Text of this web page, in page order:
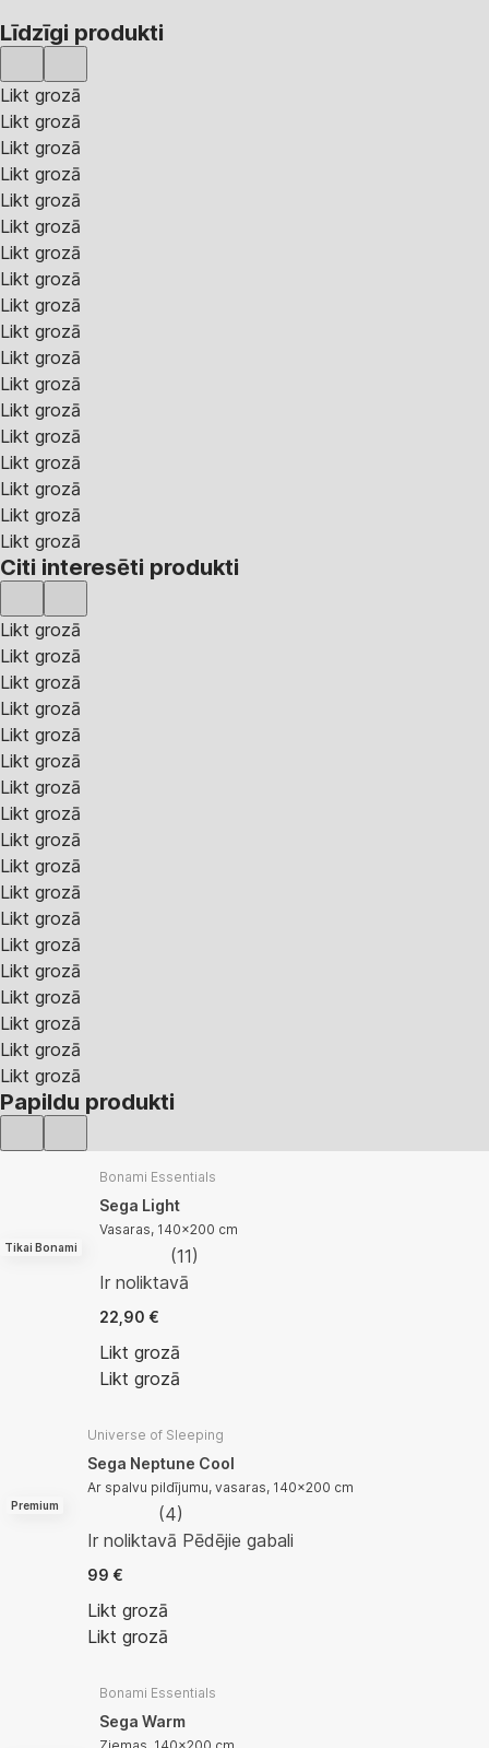
Līdzīgi produkti
Likt grozā
Likt grozā
Likt grozā
Likt grozā
Likt grozā
Likt grozā
Likt grozā
Likt grozā
Likt grozā
Likt grozā
Likt grozā
Likt grozā
Likt grozā
Likt grozā
Likt grozā
Likt grozā
Likt grozā
Likt grozā
Citi interesēti produkti
Likt grozā
Likt grozā
Likt grozā
Likt grozā
Likt grozā
Likt grozā
Likt grozā
Likt grozā
Likt grozā
Likt grozā
Likt grozā
Likt grozā
Likt grozā
Likt grozā
Likt grozā
Likt grozā
Likt grozā
Likt grozā
Papildu produkti
Tikai Bonami
Bonami Essentials
Sega Light
Vasaras, 140x200 cm
(11)
Ir noliktavā
22,90 €
Likt grozā
Likt grozā
Premium
Universe of Sleeping
Sega Neptune Cool
Ar spalvu pildījumu, vasaras, 140x200 cm
(4)
Ir noliktavā Pēdējie gabali
99 €
Likt grozā
Likt grozā
Bonami Essentials
Sega Warm